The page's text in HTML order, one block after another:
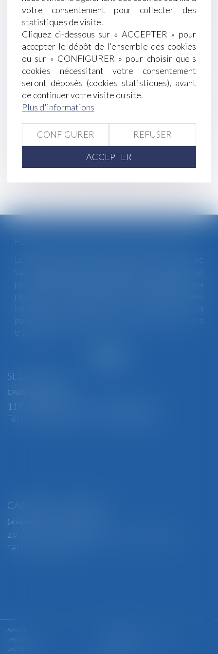
texte visant à renforcer la protection des enfants
Black Friday : attention aux pièges sur les sites
de e-commerce !
Télétravail : un retour en arrière est-il possible ?
La donation effectuée au profit du conjoint de
l’époux successible n’est pas rapportable
Les salariés à temps partiel sont-ils privés d'une
pension de retraite adéquate ?
Protection renforcée des salariées enceintes :
nullité du licenciement et indemnités
compensatoires
<< < ... 42 43 44 45 46 47 48
> >>
Le changement climatique entraine la survenue de
vagues de chaleur plus fréquentes, plus longues et
plus intenses. Depuis la fin mai, la France fait face à
plusieurs épisodes caniculaires particulièrement
intenses, qui constituent un risque pour la
population générale, mais également pour les
travailleurs...
SELARL BGBJ
CABINET PRINCIPAL
11 Place Edmond Henry - 88000 ÉPINAL
Tél : 03 29 82 29 04 - Fax : 03 29 64 06 84
CABINET SECONDAIRE
(uniquement sur rendez-vous)
49, rue Thiers - 88100 SAINT-DIÉ DES VOSGES
Tél : 03 29 56 15 98
Accueil
L'équipe
Les + BGBJ
votre consentement pour collecter des
statistiques de visite.
Cliquez ci-dessous sur « ACCEPTER » pour
accepter le dépôt de l'ensemble des cookies
ou sur « CONFIGURER » pour choisir quels
cookies nécessitant votre consentement
seront déposés (cookies statistiques), avant
de continuer votre visite du site.
Plus d'informations
CONFIGURER REFUSER
ACCEPTER